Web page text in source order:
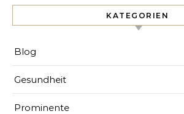
KATEGORIEN
Blog
Gesundheit
Prominente